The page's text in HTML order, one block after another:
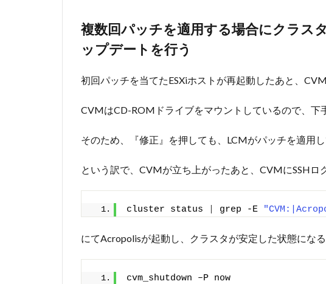
複数回パッチを適用する場合にクラス
ップデートを行う
初回パッチを当てたESXiホストが再起動したあと、
CVMはCD-ROMドライブをマウントしているので、下
そのため、『修正』を押しても、LCMがパッチを適用し
という訳で、CVMが立ち上がったあと、CVMにSSHロ
cluster status grep -E
にてAcropolisが起動し、クラスタが安定した状態にな
cvm_shutdown ‒P now